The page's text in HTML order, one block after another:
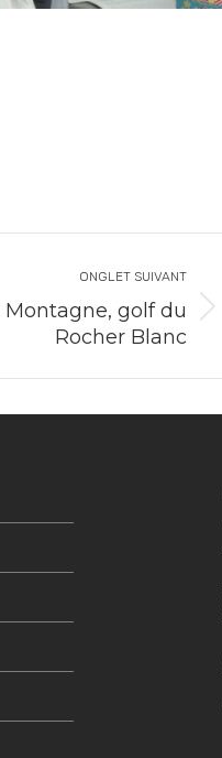
ONGLET SUIVANT
Montagne, golf du
Rocher Blanc